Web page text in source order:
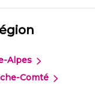
Alpes
Comté